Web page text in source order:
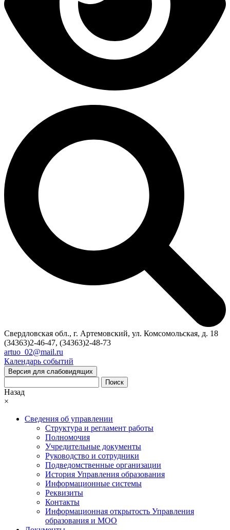
Свердловская обл., г. Артемовский, ул. Комсомольская, д. 18
(34363)2-46-47, (34363)2-48-73
artuo_02@mail.ru
Календарь событий
Версия для слабовидящих
Поиск
Назад
×
Сведения об управлении
Структура и регламент работы
Полномочия
Учредительные документы
Руководство и сотрудники
Подведомственные организации
История Управления образования
Информационные системы
Реквизиты
Контакты
Информационная открытость Управления
образования и МОО